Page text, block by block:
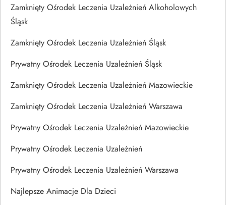
Zamknięty Ośrodek Leczenia Uzależnień Alkoholowych
Śląsk
Zamknięty Ośrodek Leczenia Uzależnień Śląsk
Prywatny Ośrodek Leczenia Uzależnień Śląsk
Zamknięty Ośrodek Leczenia Uzależnień Mazowieckie
Zamknięty Ośrodek Leczenia Uzależnień Warszawa
Prywatny Ośrodek Leczenia Uzależnień Mazowieckie
Prywatny Ośrodek Leczenia Uzależnień
Prywatny Ośrodek Leczenia Uzależnień Warszawa
Najlepsze Animacje Dla Dzieci